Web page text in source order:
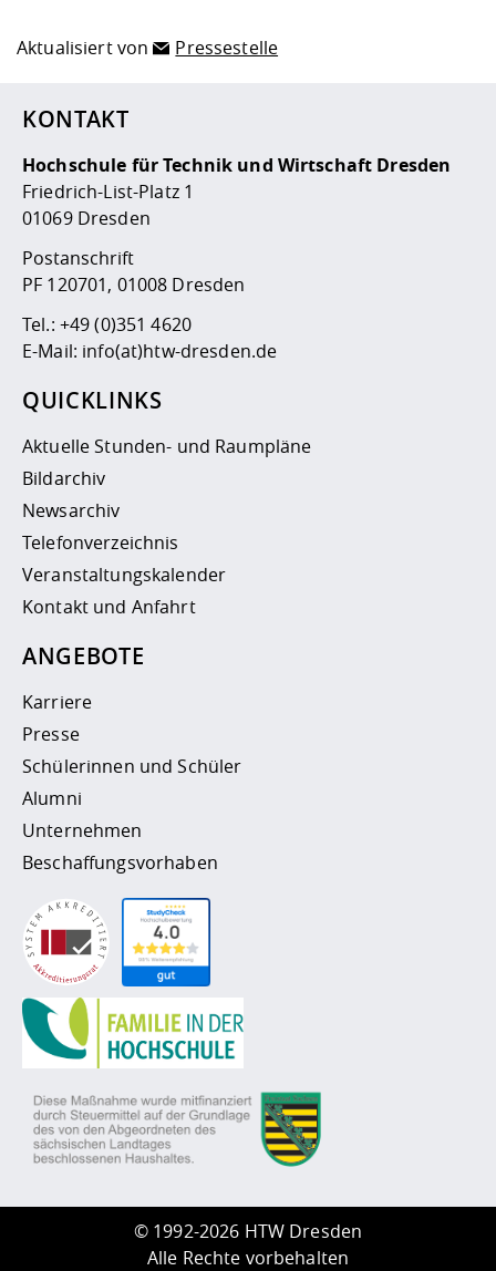
Aktualisiert von Pressestelle
KONTAKT
Hochschule für Technik und Wirtschaft Dresden
Friedrich-List-Platz 1
01069 Dresden
Postanschrift
PF 120701, 01008 Dresden
Tel.: +49 (0)351 4620
E-Mail: info(at)htw-dresden.de
QUICKLINKS
Aktuelle Stunden- und Raumpläne
Bildarchiv
Newsarchiv
Telefonverzeichnis
Veranstaltungskalender
Kontakt und Anfahrt
ANGEBOTE
Karriere
Presse
Schülerinnen und Schüler
Alumni
Unternehmen
Beschaffungsvorhaben
© 1992-2026 HTW Dresden
Alle Rechte vorbehalten